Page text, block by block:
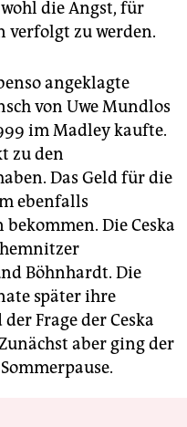
die Angst, für
verfolgt zu werden.
angeklagte
von Uwe Mundlos
im Madley kaufte.
zu den
Das Geld für die
ebenfalls
Die Ceska
Böhnhardt. Die
später ihre
Frage der Ceska
aber ging der